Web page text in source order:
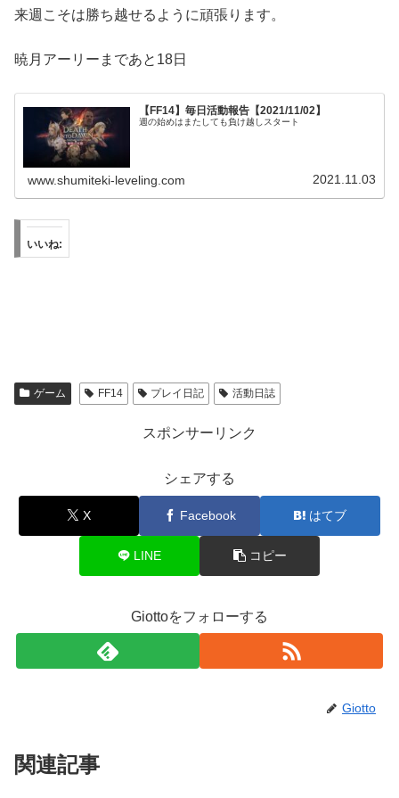
来週こそは勝ち越せるように頑張ります。
暁月アーリーまであと18日
【FF14】毎日活動報告【2021/11/02】
週の始めはまたしても負け越しスタート
www.shumiteki-leveling.com 2021.11.03
いいね:
ゲーム FF14 プレイ日記 活動日誌
スポンサーリンク
シェアする
X Facebook はてブ
LINE コピー
Giottoをフォローする
Giotto
関連記事